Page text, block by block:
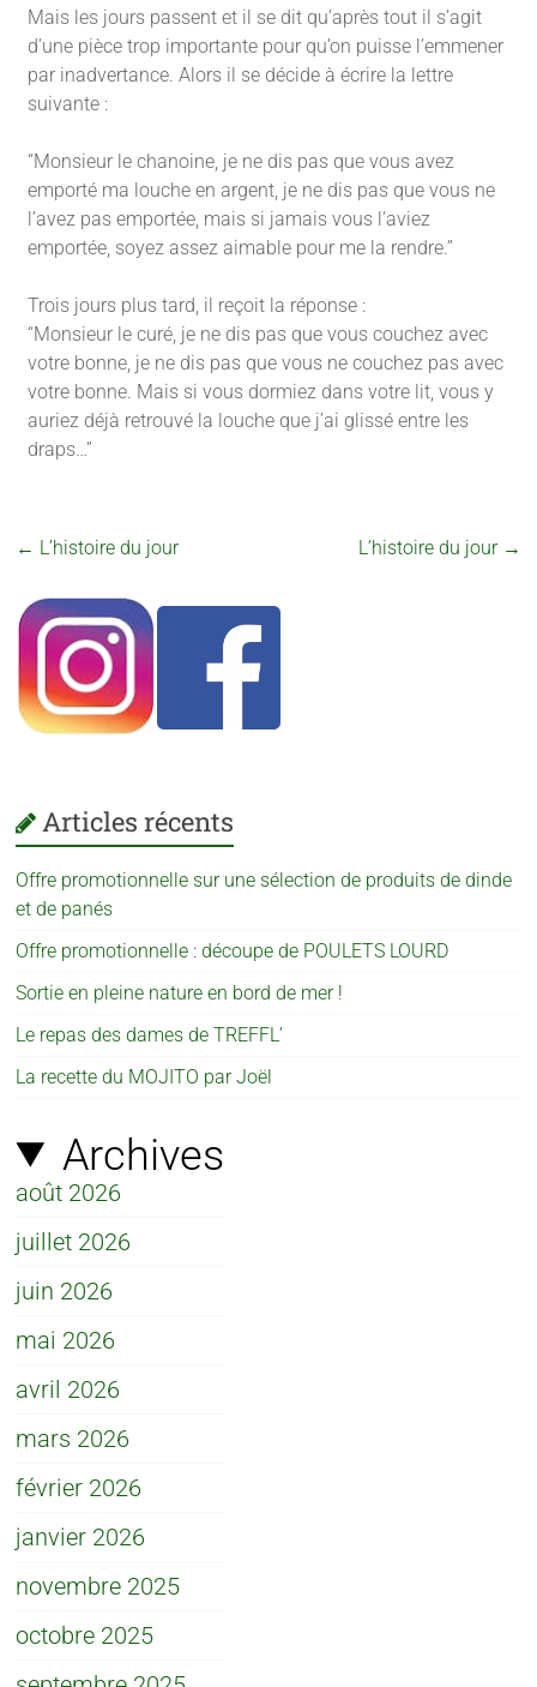
Mais les jours passent et il se dit qu’après tout il s’agit
d’une pièce trop importante pour qu’on puisse l’emmener
par inadvertance. Alors il se décide à écrire la lettre
suivante :
“Monsieur le chanoine, je ne dis pas que vous avez
emporté ma louche en argent, je ne dis pas que vous ne
l’avez pas emportée, mais si jamais vous l’aviez
emportée, soyez assez aimable pour me la rendre.”
Trois jours plus tard, il reçoit la réponse :
“Monsieur le curé, je ne dis pas que vous couchez avec
votre bonne, je ne dis pas que vous ne couchez pas avec
votre bonne. Mais si vous dormiez dans votre lit, vous y
auriez déjà retrouvé la louche que j’ai glissé entre les
draps…”
← L’histoire du jour L’histoire du jour →
Articles récents
Offre promotionnelle sur une sélection de produits de dinde
et de panés
Offre promotionnelle : découpe de POULETS LOURD
Sortie en pleine nature en bord de mer !
Le repas des dames de TREFFL’
La recette du MOJITO par Joël
Archives
août 2026
juillet 2026
juin 2026
mai 2026
avril 2026
mars 2026
février 2026
janvier 2026
novembre 2025
octobre 2025